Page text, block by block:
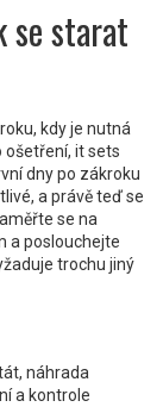
se starat
kdy je nutná
ošetření, it sets
dny po zákroku
a právě teď se
se na
a poslouchejte
trochu jiný
, náhrada
a kontrole